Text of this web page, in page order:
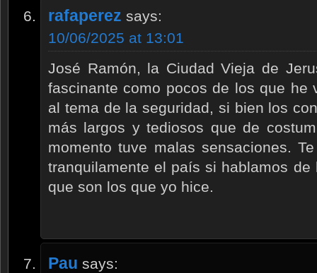
rafaperez says:
10/06/2025 at 13:01
José Ramón, la Ciudad Vieja de
fascinante como pocos de los que he
al tema de la seguridad, si bien los
más largos y tediosos que de
momento tuve malas sensaciones.
tranquilamente el país si hablamos
que son los que yo hice.
Pau says: